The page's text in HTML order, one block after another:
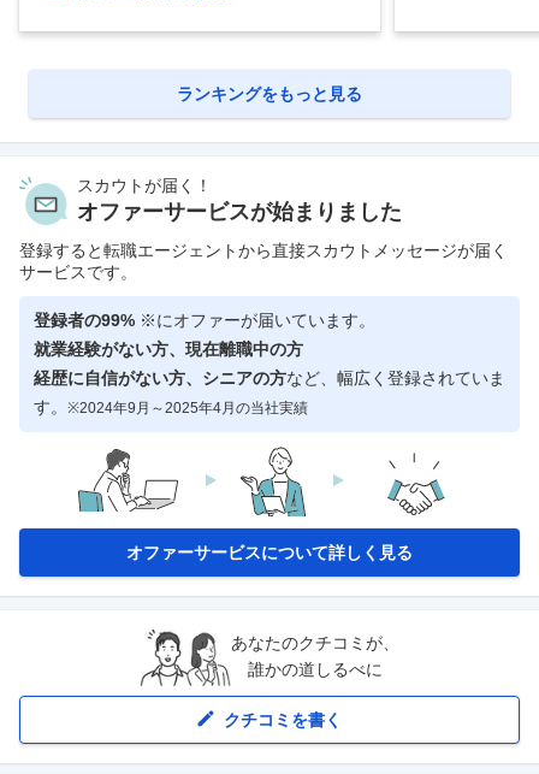
ランキングをもっと見る
スカウトが届く！
オファーサービスが始まりました
登録すると転職エージェントから直接スカウトメッセージが届く
サービスです。
登録者の99% ※にオファーが届いています。
就業経験がない方、現在離職中の方
経歴に自信がない方、シニアの方など、幅広く登録されていま
す。 ※2024年9月～2025年4月の当社実績
オファーサービスについて詳しく見る
あなたのクチコミが、
誰かの道しるべに
クチコミを書く